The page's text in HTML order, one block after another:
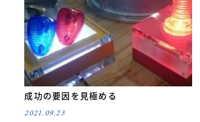
成功の要因を見極める
2021.09.23